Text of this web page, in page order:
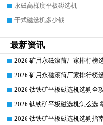
永磁高梯度平板磁选机
干式磁选机多少钱
最新资讯
2026 矿用永磁滚筒厂家排行榜
2026 矿用永磁滚筒厂家排行榜
2026 钛铁矿平板磁选机选购全
2026 钛铁矿平板磁选机怎么选
2026 钛铁矿平板磁选机选购指